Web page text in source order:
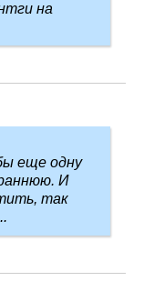
на
еще одну
И
так